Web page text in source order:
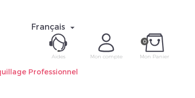
Français 
0
Mon Panier
Mon compte
Aides
Professionnel